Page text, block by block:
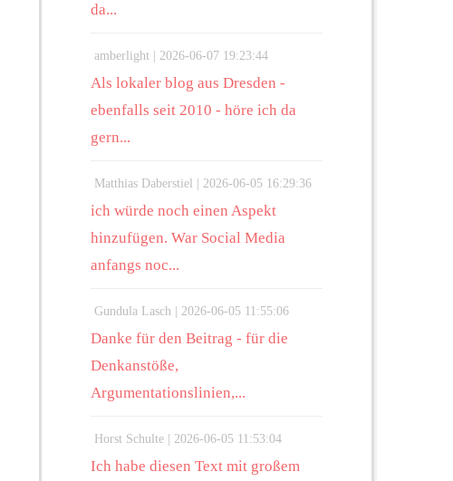
da...
amberlight | 2026-06-07 19:23:44
Als lokaler blog aus Dresden -
ebenfalls seit 2010 - höre ich da
gern...
Matthias Daberstiel | 2026-06-05 16:29:36
ich würde noch einen Aspekt
hinzufügen. War Social Media
anfangs noc...
Gundula Lasch | 2026-06-05 11:55:06
Danke für den Beitrag - für die
Denkanstöße,
Argumentationslinien,...
Horst Schulte | 2026-06-05 11:53:04
Ich habe diesen Text mit großem